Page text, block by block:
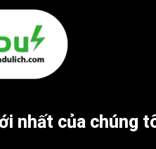
nhất của chúng